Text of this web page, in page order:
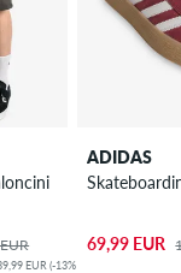
EUR (-13%)
ADIDAS
69,99 EUR